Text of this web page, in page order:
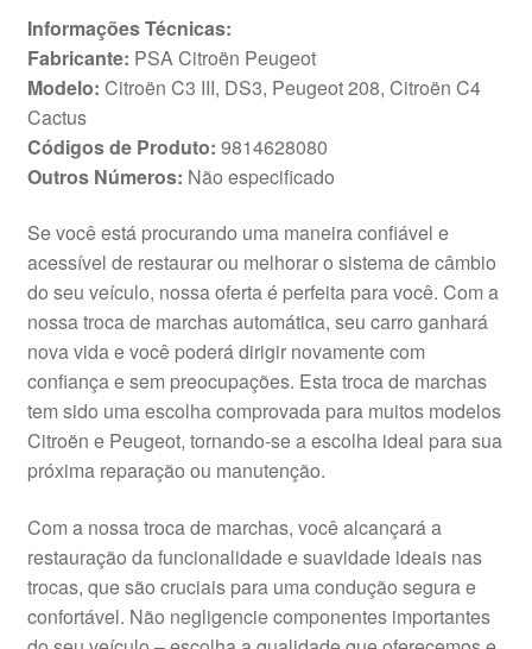
Informações Técnicas:
Fabricante: PSA Citroën Peugeot
Modelo: Citroën C3 III, DS3, Peugeot 208, Citroën C4
Cactus
Códigos de Produto: 9814628080
Outros Números: Não especificado
Se você está procurando uma maneira confiável e
acessível de restaurar ou melhorar o sistema de câmbio
do seu veículo, nossa oferta é perfeita para você. Com a
nossa troca de marchas automática, seu carro ganhará
nova vida e você poderá dirigir novamente com
confiança e sem preocupações. Esta troca de marchas
tem sido uma escolha comprovada para muitos modelos
Citroën e Peugeot, tornando-se a escolha ideal para sua
próxima reparação ou manutenção.
Com a nossa troca de marchas, você alcançará a
restauração da funcionalidade e suavidade ideais nas
trocas, que são cruciais para uma condução segura e
confortável. Não negligencie componentes importantes